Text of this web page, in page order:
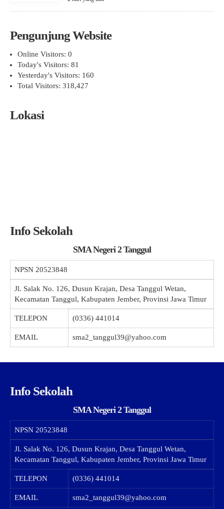
Pengunjung Website
Online Visitors: 0
Today's Visitors: 81
Yesterday's Visitors: 160
Total Visitors: 318,427
Lokasi
Info Sekolah
SMA Negeri 2 Tanggul
NPSN 20523848
Jl. Salak No. 126, Dusun Krajan, Desa Tanggul Wetan,
Kecamatan Tanggul, Kabupaten Jember, Provinsi Jawa Timur
TELEPON (0336) 441014
EMAIL sma2_tanggul39@yahoo.com
Info Sekolah
SMA Negeri 2 Tanggul
NPSN 20523848
Jl. Salak No. 126, Dusun Krajan, Desa Tanggul Wetan,
Kecamatan Tanggul, Kabupaten Jember, Provinsi Jawa Timur
TELEPON (0336) 441014
EMAIL sma2_tanggul39@yahoo.com